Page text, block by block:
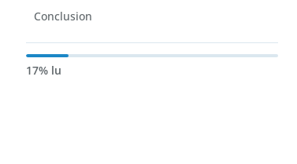
Conclusion
17% lu